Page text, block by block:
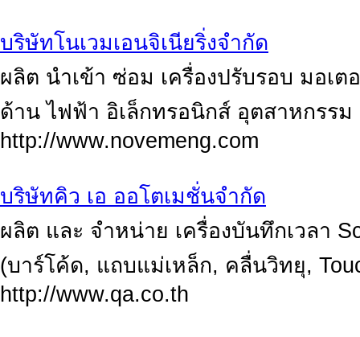
บริษัทโนเวมเอนจิเนียริ่งจำกัด
ผลิต นำเข้า ซ่อม เครื่องปรับรอบ มอเ
ด้าน ไฟฟ้า อิเล็กทรอนิกส์ อุตสาหกรรม
http://www.novemeng.com
บริษัทคิว เอ ออโตเมชั่นจำกัด
ผลิต และ จำหน่าย เครื่องบันทึกเวลา
(บาร์โค้ด, แถบแม่เหล็ก, คลื่นวิทยุ,
http://www.qa.co.th